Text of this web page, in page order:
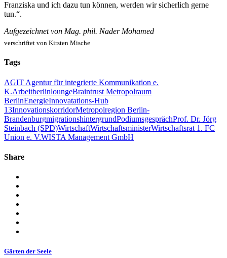
Franziska und ich dazu tun können, werden wir sicherlich gerne
tun.“.
Aufgezeichnet von Mag. phil. Nader Mohamed
verschriftet von Kirsten Mische
Tags
AGIT Agentur für integrierte Kommunikation e.
K.ArbeitberlinloungeBraintrust Metropolraum
BerlinEnergieInnovatations-Hub
13InnovationskorridorMetropolregion Berlin-
BrandenburgmigrationshintergrundPodiumsgesprächProf. Dr. Jörg
Steinbach (SPD)WirtschaftWirtschaftsministerWirtschaftsrat 1. FC
Union e. V.WISTA Management GmbH
Share
Gärten der Seele